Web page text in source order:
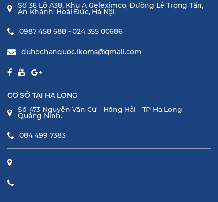
Số 38 Lô A38, Khu A Geleximco, Đường Lê Trọng Tấn,
An Khánh, Hoài Đức, Hà Nội
0987 458 688 - 024 355 00686
duhochanquoc.ikoms@gmail.com
CƠ SỞ TẠI HẠ LONG
Số 473 Nguyễn Văn Cừ - Hồng Hải - TP Hạ Long -
Quảng Ninh.
084 499 7383